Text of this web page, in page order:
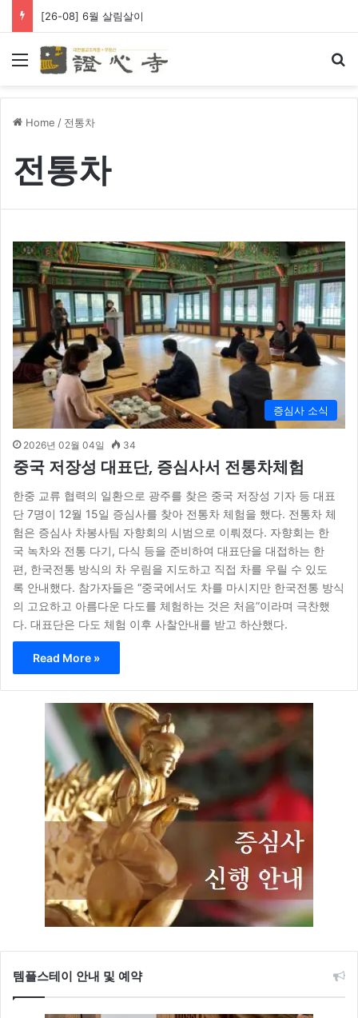
[26-08] 6월 살림살이
Menu
Home / 전통차
전통차
증심사 소식
2026년 02월 04일 34
중국 저장성 대표단, 증심사서 전통차체험
한중 교류 협력의 일환으로 광주를 찾은 중국 저장성 기자 등 대표
단 7명이 12월 15일 증심사를 찾아 전통차 체험을 했다. 전통차 체
험은 증심사 차봉사팀 자향회의 시범으로 이뤄졌다. 자향회는 한
국 녹차와 전통 다기, 다식 등을 준비하여 대표단을 대접하는 한
편, 한국전통 방식의 차 우림을 지도하고 직접 차를 우릴 수 있도
록 안내했다. 참가자들은 “중국에서도 차를 마시지만 한국전통 방식
의 고요하고 아름다운 다도를 체험하는 것은 처음”이라며 극찬했
다. 대표단은 다도 체험 이후 사찰안내를 받고 하산했다.
Read More »
템플스테이 안내 및 예약